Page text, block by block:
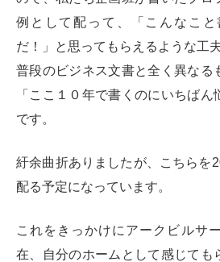
例として配って、「こんなこ
だ！」と思ってもらえるような工
普段のビジネス文書と全く異なる
「ここ１０年で書くのにいちば
です。
紆余曲折ありましたが、こちらを
配る予定になっています。
これをきっかけにアークビルサ
在、自分のホームとして感じても